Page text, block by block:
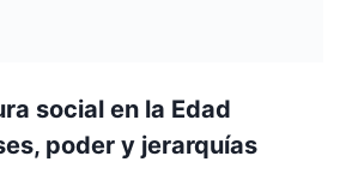
social en la Edad
poder y jerarquías